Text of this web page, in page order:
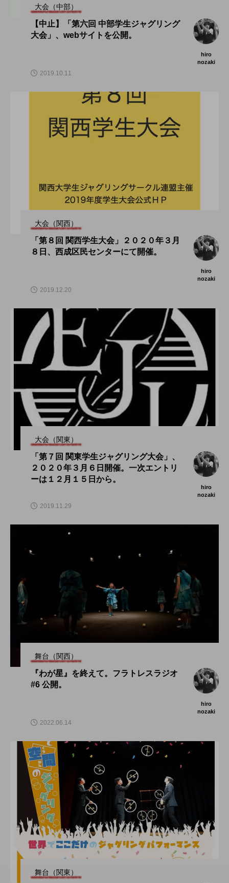
大会（中部）
【中止】「第六回 中部学生ジャグリング
大会」、webサイトを公開。
hiro
nozaki
2019.10.11
大会（関西）
「第８回 関西学生大会」２０２０年３月
８日、西成区民センターにて開催。
hiro
nozaki
2019.12.20
大会（関東）
「第７回 関東学生ジャグリング大会」、
２０２０年３月６日開催。一次エントリ
ーは１２月１５日から。
hiro
nozaki
2019.11.29
舞台（関西）
『わが星』を終えて。フラトレスラジオ
#6 公開。
hiro
nozaki
2022.06.14
舞台（関東）